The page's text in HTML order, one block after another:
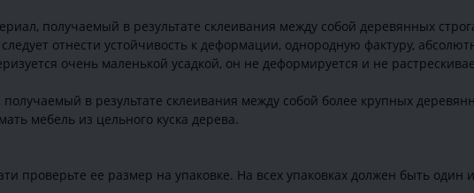
получаемый в результате склеивания между собой деревянных
отнести устойчивость к деформации, однородную фактуру,
очень маленькой усадкой, он не деформируется и не
в результате склеивания между собой более крупных
мебель из цельного куска дерева.
проверьте ее размер на упаковке. На всех упаковках должен быть